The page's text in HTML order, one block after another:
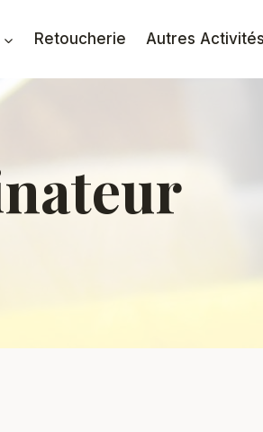
Retoucherie Autres Activités